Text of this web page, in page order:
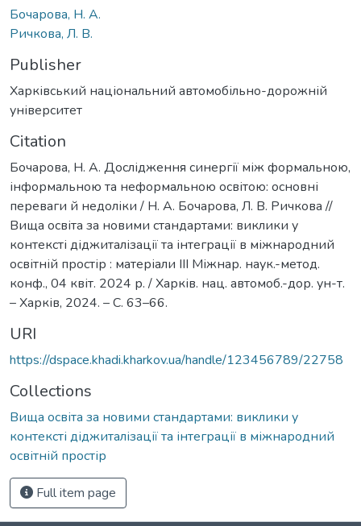
Бочарова, Н. А.
Ричкова, Л. В.
Publisher
Харківський національний автомобільно-дорожній
університет
Citation
Бочарова, Н. А. Дослідження синергії між формальною,
інформальною та неформальною освітою: основні
переваги й недоліки / Н. А. Бочарова, Л. В. Ричкова //
Вища освіта за новими стандартами: виклики у
контексті діджиталізації та інтеграції в міжнародний
освітній простір : матеріали ІІІ Міжнар. наук.-метод.
конф., 04 квіт. 2024 р. / Харків. нац. автомоб.-дор. ун-т.
– Харків, 2024. – С. 63–66.
URI
https://dspace.khadi.kharkov.ua/handle/123456789/22758
Collections
Вища освіта за новими стандартами: виклики у
контексті діджиталізації та інтеграції в міжнародний
освітній простір
Full item page